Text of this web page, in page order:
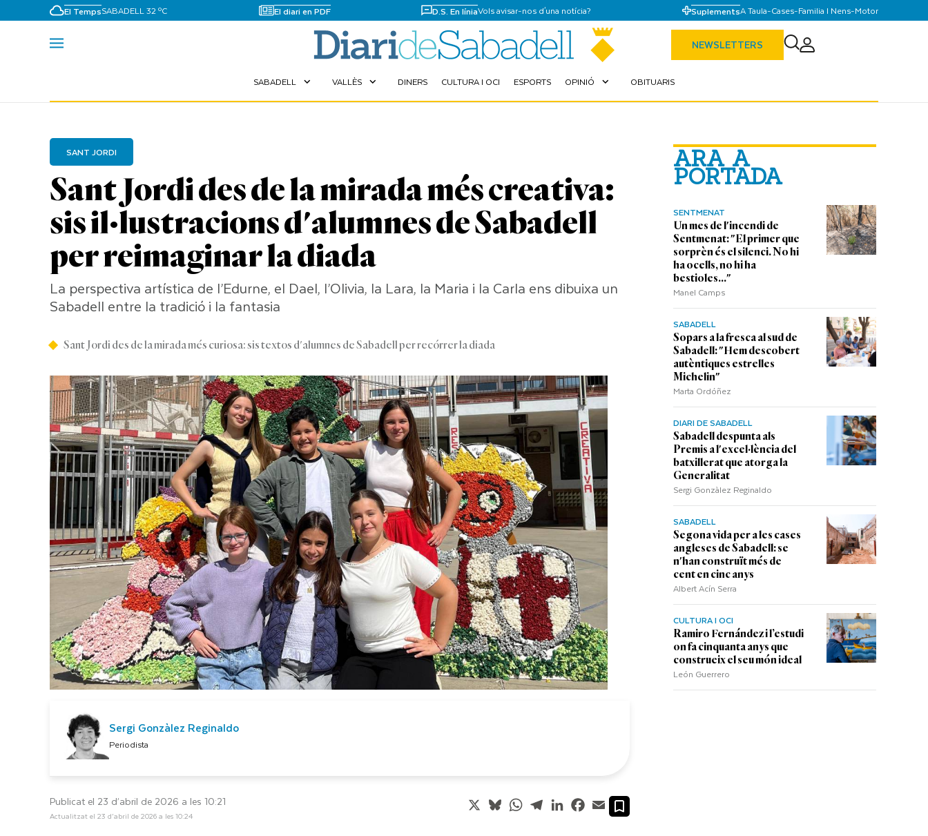
El TempsSABADELL 32 ºC El diari en PDF D.S. En líniaVols avisar-nos d'una notícia? SuplementsA Taula-Cases-Familia I Nens-Motor
NEWSLETTERS
SABADELL expand_more VALLÈS expand_more DINERS CULTURA I OCI ESPORTS OPINIÓ expand_more OBITUARIS
ARA A
PORTADA
SENTMENAT
Un mes de l'incendi de
Sentmenat: "El primer que
sorprèn és el silenci. No hi
ha ocells, no hi ha
bestioles..."
Manel Camps
SABADELL
Sopars a la fresca al sud de
Sabadell: "Hem descobert
autèntiques estrelles
Michelin"
Marta Ordóñez
DIARI DE SABADELL
Sabadell despunta als
Premis a l'excel·lència del
batxillerat que atorga la
Generalitat
Sergi Gonzàlez Reginaldo
SABADELL
Segona vida per a les cases
angleses de Sabadell: se
n'han construït més de
cent en cinc anys
Albert Acín Serra
CULTURA I OCI
Ramiro Fernández i l’estudi
on fa cinquanta anys que
construeix el seu món ideal
León Guerrero
Sant Jordi des de la mirada més creativa:
sis il·lustracions d'alumnes de Sabadell
per reimaginar la diada
SANT JORDI
La perspectiva artística de l’Edurne, el Dael, l’Olivia, la Lara, la Maria i la Carla ens dibuixa un
Sabadell entre la tradició i la fantasia
Sant Jordi des de la mirada més curiosa: sis textos d'alumnes de Sabadell per recórrer la diada
Sergi Gonzàlez Reginaldo
Periodista
Publicat el 23 d’abril de 2026 a les 10:21
Actualitzat el 23 d’abril de 2026 a les 10:24
X BlueskyWhatsApp
TelegramLinkedInFacebook
Email